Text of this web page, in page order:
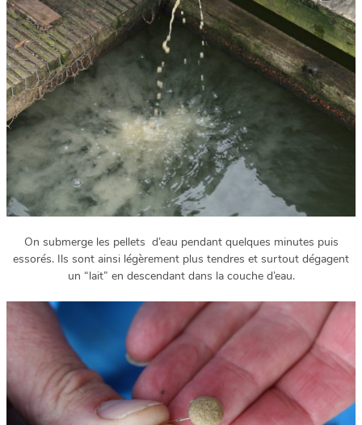
On submerge les pellets d’eau pendant quelques minutes puis
essorés. Ils sont ainsi légèrement plus tendres et surtout dégagent
un “lait” en descendant dans la couche d’eau.